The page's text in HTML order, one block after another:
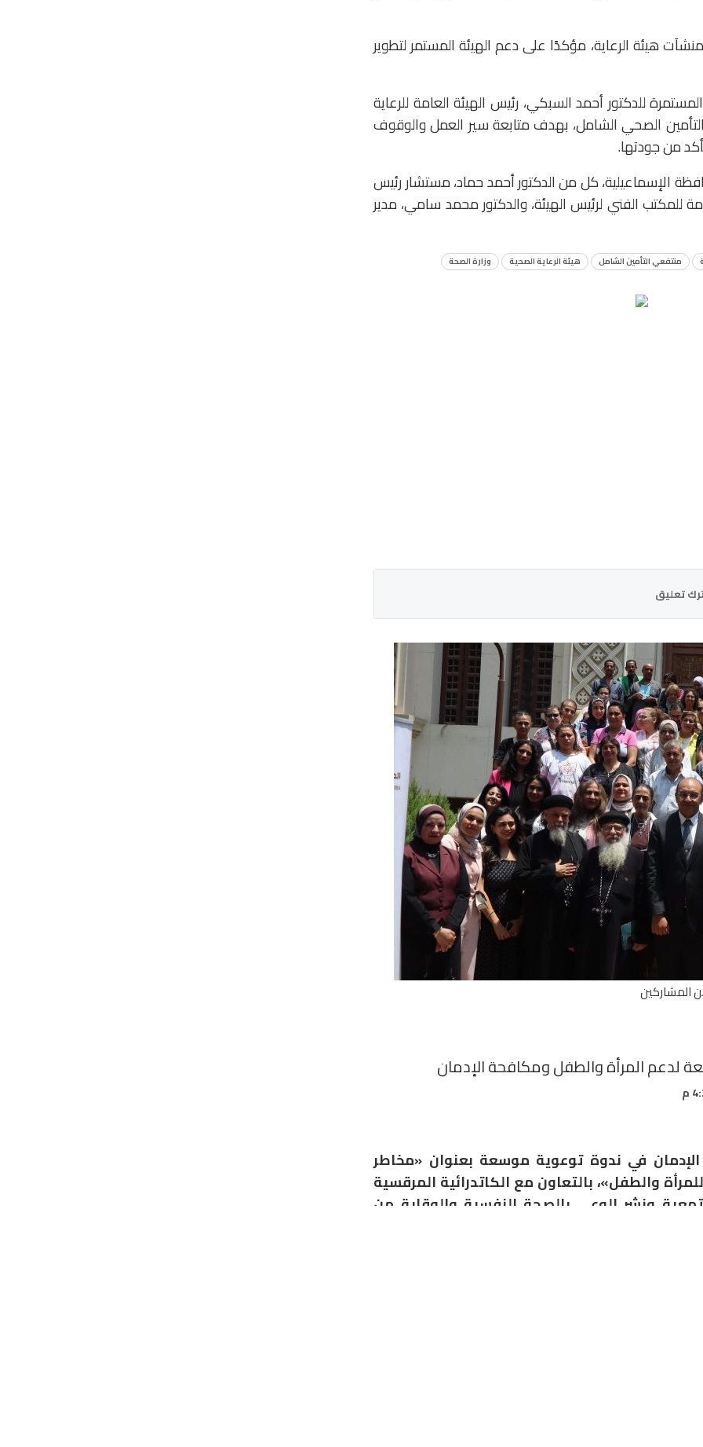
هيئة الرعاية، مؤكدًا على دعم الهيئة المستمر لتطوير
للدكتور أحمد السبكي، رئيس الهيئة العامة للرعاية
الصحي الشامل، بهدف متابعة سير العمل والوقوف
من جودتها.
الإسماعيلية، كل من الدكتور أحمد حماد، مستشار رئيس
للمكتب الفني لرئيس الهيئة، والدكتور محمد سامي، مدير
منتفعي التأمين الشامل هيئة الرعاية الصحية وزارة الصحة
تعليق
المشاركين
لدعم المرأة والطفل ومكافحة الإدمان
في ندوة توعوية موسعة بعنوان «مخاطر
والطفل»، بالتعاون مع الكاتدرائية المرقسية
ونشر الوعي بالصحة النفسية والوقاية من